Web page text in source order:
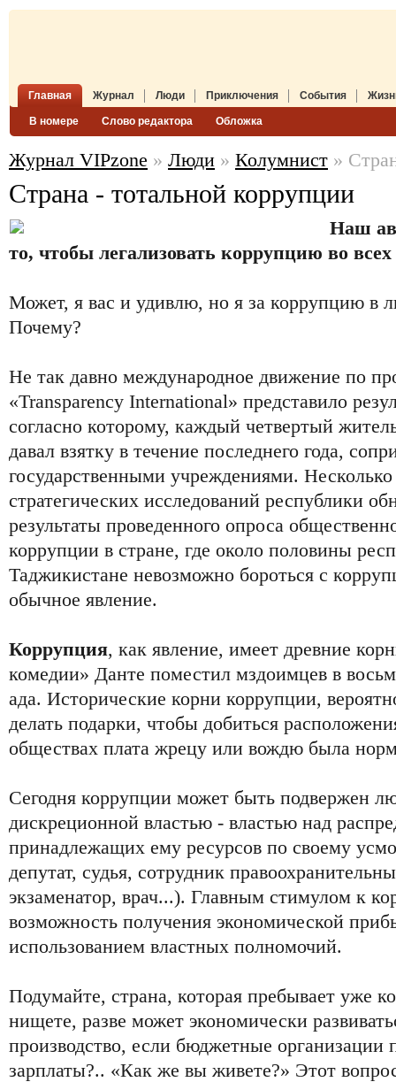
Главная Журнал
В номере Слово редактора Обложка
Люди Приключения События
Журнал VIPzone » Люди » Колумнист »
Страна - тотальной коррупции
Наш
то, чтобы легализовать коррупцию во
Может, я вас и удивлю, но я за коррупцию в
Почему?
Не так давно международное движение по
«Transparency International» представило
согласно которому, каждый четвертый
давал взятку в течение последнего года,
государственными учреждениями.
стратегических исследований республики
результаты проведенного опроса
коррупции в стране, где около половины
Таджикистане невозможно бороться с
обычное явление.
Коррупция, как явление, имеет древние
комедии» Данте поместил мздоимцев в
ада. Исторические корни коррупции,
делать подарки, чтобы добиться
обществах плата жрецу или вождю была
Сегодня коррупции может быть подвержен
дискреционной властью - властью над
принадлежащих ему ресурсов по своему
депутат, судья, сотрудник
экзаменатор, врач...). Главным стимулом к
возможность получения экономической
использованием властных полномочий.
Подумайте, страна, которая пребывает уже
нищете, разве может экономически
производство, если бюджетные организации
зарплаты?.. «Как же вы живете?» Этот